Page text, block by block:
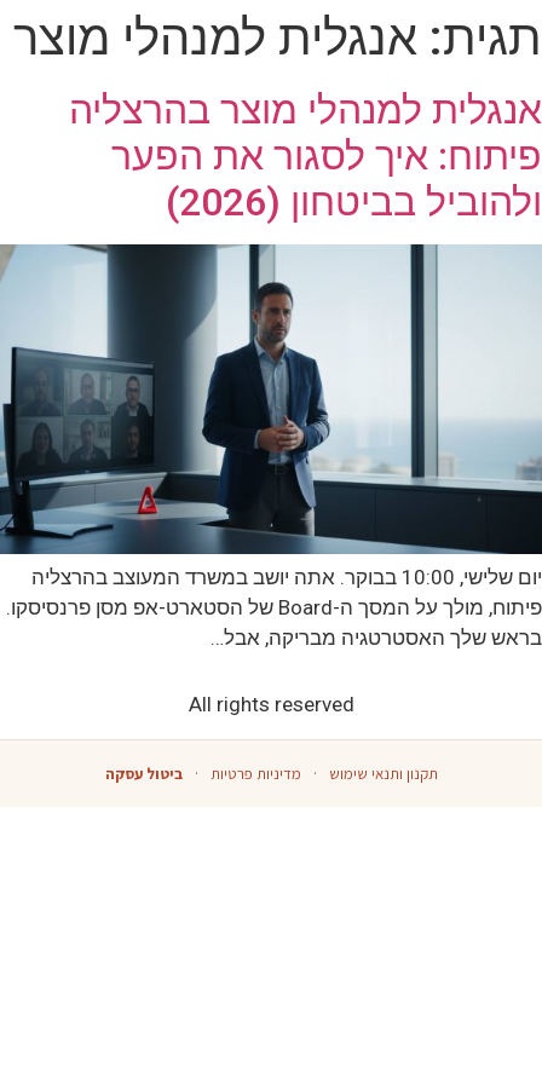
תגית: אנגלית למנהלי מוצר
אנגלית למנהלי מוצר בהרצליה
פיתוח: איך לסגור את הפער
ולהוביל בביטחון (2026)
יום שלישי, 10:00 בבוקר. אתה יושב במשרד המעוצב בהרצליה
פיתוח, מולך על המסך ה-Board של הסטארט-אפ מסן פרנסיסקו.
בראש שלך האסטרטגיה מבריקה, אבל…
All rights reserved
תקנון ותנאי שימוש · מדיניות פרטיות · ביטול עסקה